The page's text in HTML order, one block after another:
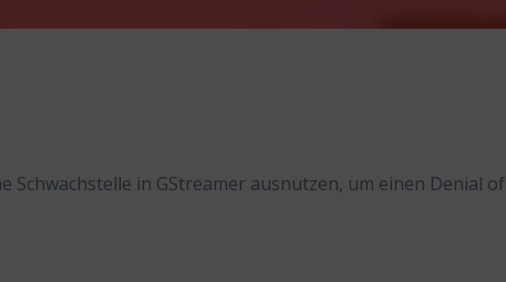
in GStreamer ausnutzen, um einen Denial of